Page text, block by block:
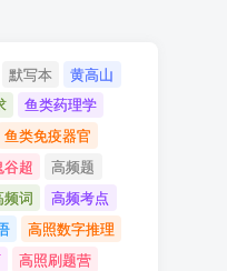
默写本
黄高山
鱼类药理学
鱼类免疫器官
谷超
高频题
频词
高频考点
高照数字推理
高照刷题营